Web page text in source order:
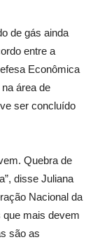
de gás ainda
entre a
Econômica
área de
ser concluído
Quebra de
disse Juliana
Nacional da
que mais devem
são as